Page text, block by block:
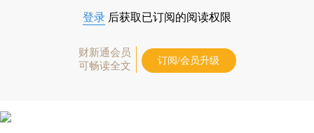
登录 后获取已订阅的阅读权限
财新通会员
可畅读全文
订阅/会员升级